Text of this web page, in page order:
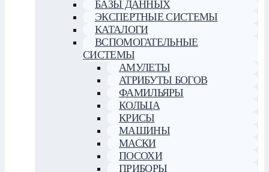
БАЗЫ ДАННЫХ
ЭКСПЕРТНЫЕ СИСТЕМЫ
КАТАЛОГИ
ВСПОМОГАТЕЛЬНЫЕ
СИСТЕМЫ
АМУЛЕТЫ
АТРИБУТЫ БОГОВ
ФАМИЛЬЯРЫ
КОЛЬЦА
КРИСЫ
МАШИНЫ
МАСКИ
ПОСОХИ
ПРИБОРЫ